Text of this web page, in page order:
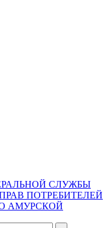
СЛУЖБЫ
ПОТРЕБИТЕЛЕЙ
АМУРСКОЙ